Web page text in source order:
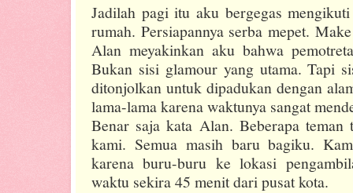
Jadilah pagi itu aku bergegas
rumah. Persiapannya serba mepet.
Alan meyakinkan aku bahwa
Bukan sisi glamour yang utama. Tapi
ditonjolkan untuk dipadukan dengan
lama-lama karena waktunya sangat
Benar saja kata Alan. Beberapa teman
kami. Semua masih baru bagiku.
karena buru-buru ke lokasi
waktu sekira 45 menit dari pusat kota.